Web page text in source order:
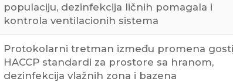
populaciju, dezinfekcija ličnih pomagala i
kontrola ventilacionih sistema
Protokolarni tretman između promena
HACCP standardi za prostore sa hranom,
dezinfekcija vlažnih zona i bazena